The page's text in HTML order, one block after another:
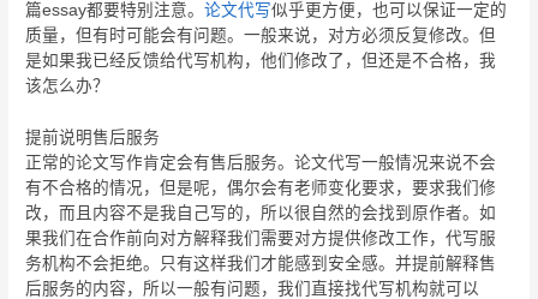
篇essay都要特别注意。论文代写似乎更方便，也可以保证一定的
质量，但有时可能会有问题。一般来说，对方必须反复修改。但
是如果我已经反馈给代写机构，他们修改了，但还是不合格，我
该怎么办？
提前说明售后服务
正常的论文写作肯定会有售后服务。论文代写一般情况来说不会
有不合格的情况，但是呢，偶尔会有老师变化要求，要求我们修
改，而且内容不是我自己写的，所以很自然的会找到原作者。如
果我们在合作前向对方解释我们需要对方提供修改工作，代写服
务机构不会拒绝。只有这样我们才能感到安全感。并提前解释售
后服务的内容，所以一般有问题，我们直接找代写机构就可以